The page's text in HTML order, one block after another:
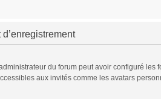
du forum peut avoir configuré
aux invités comme les avatars